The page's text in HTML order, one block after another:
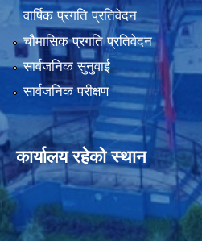
वार्षिक प्रगति प्रतिवेदन
चौमासिक प्रगति प्रतिवेदन
सार्वजनिक सुनुवाई
सार्वजनिक परीक्षण
कार्यालय रहेको स्थान